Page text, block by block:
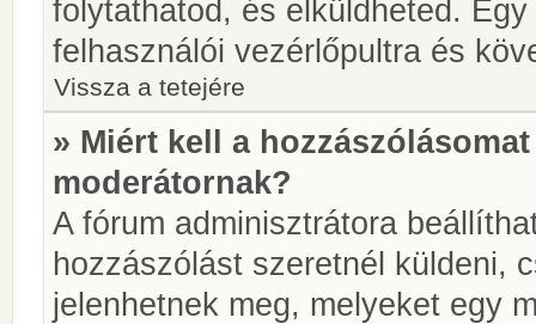
folytathatod, és elküldheted.
felhasználói vezérlőpultra és
Vissza a tetejére
» Miért kell a
moderátornak?
A fórum adminisztrátora
hozzászólást szeretnél küldeni,
jelenhetnek meg, melyeket egy